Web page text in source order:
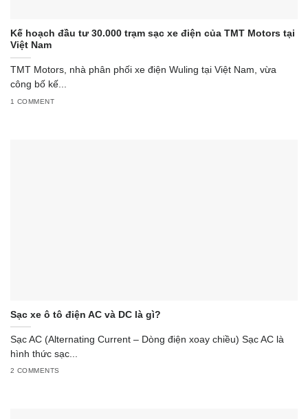
Kế hoạch đầu tư 30.000 trạm sạc xe điện của TMT Motors tại
Việt Nam
TMT Motors, nhà phân phối xe điện Wuling tại Việt Nam, vừa
công bố kế...
1 COMMENT
Sạc xe ô tô điện AC và DC là gì?
Sạc AC (Alternating Current – Dòng điện xoay chiều) Sạc AC là
hình thức sạc...
2 COMMENTS